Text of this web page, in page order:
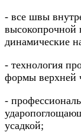
- все швы
динамические
- технология
формы верхней
-
усадкой;